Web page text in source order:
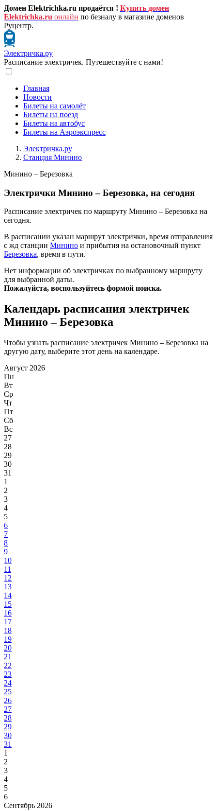
Домен Elektrichka.ru продаётся ! Купить домен
Elektrichka.ru онлайн по безналу в магазине доменов
Руцентр.
Электричка.ру
Расписание электричек. Путешествуйте с нами!
Главная
Новости
Билеты на самолёт
Билеты на поезд
Билеты на автобус
Билеты на Аэроэкспресс
Электричка.ру
Станция Минино
Минино – Березовка
Электрички Минино – Березовка, на сегодня
Расписание электричек по маршруту Минино – Березовка на
сегодня.
В расписании указан маршрут электрички, время отправления
с жд станции Минино и прибытия на остановочный пункт
Березовка, время в пути.
Нет информации об электричках по выбранному маршруту
для выбранной даты.
Пожалуйста, воспользуйтесь формой поиска.
Календарь расписания электричек
Минино – Березовка
Чтобы узнать расписание электричек Минино – Березовка на
другую дату, выберите этот день на календаре.
Август 2026
Пн
Вт
Ср
Чт
Пт
Сб
Вс
27
28
29
30
31
1
2
3
4
5
6
7
8
9
10
11
12
13
14
15
16
17
18
19
20
21
22
23
24
25
26
27
28
29
30
31
1
2
3
4
5
6
Сентябрь 2026